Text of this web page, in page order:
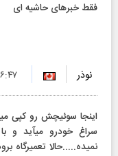
فقط خبرهای حاشیه ای
نوذر ۱۶:۴۷ - ۱۳۹۵/
اینجا سوئیچش رو كپی
سراغ خودرو میآید و
نمیده.....حالا تعمیرگاه